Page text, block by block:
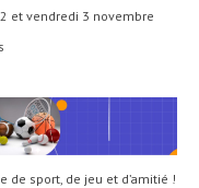
et vendredi 3 novembre
de sport, de jeu et d’amitié !